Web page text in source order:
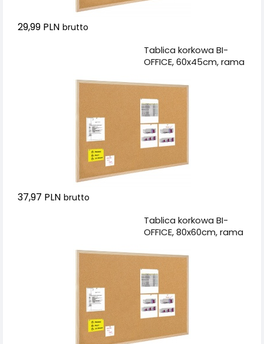
29,99 PLN brutto
Tablica korkowa BI-
OFFICE, 60x45cm, rama
37,97 PLN brutto
Tablica korkowa BI-
OFFICE, 80x60cm, rama